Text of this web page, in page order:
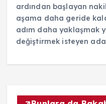
ardından başlayan
aşama daha geride
adım daha yaklaşmak
değiştirmek isteyen